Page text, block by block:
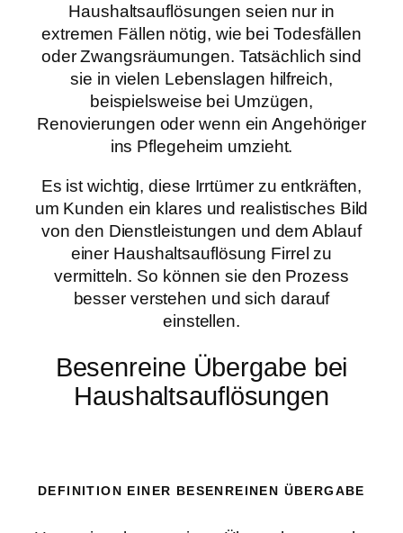
Haushaltsauflösungen seien nur in
extremen Fällen nötig, wie bei Todesfällen
oder Zwangsräumungen. Tatsächlich sind
sie in vielen Lebenslagen hilfreich,
beispielsweise bei Umzügen,
Renovierungen oder wenn ein Angehöriger
ins Pflegeheim umzieht.
Es ist wichtig, diese Irrtümer zu entkräften,
um Kunden ein klares und realistisches Bild
von den Dienstleistungen und dem Ablauf
einer Haushaltsauflösung Firrel zu
vermitteln. So können sie den Prozess
besser verstehen und sich darauf
einstellen.
Besenreine Übergabe bei
Haushaltsauflösungen
DEFINITION EINER BESENREINEN ÜBERGABE